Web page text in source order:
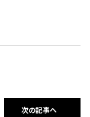
次の記事へ